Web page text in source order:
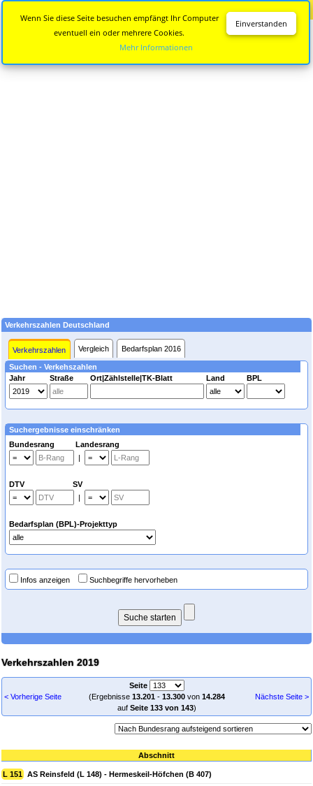
Verkehrszahlen Deutschland
Verkehrszahlen Vergleich Bedarfsplan 2016
Suchen - Verkehszahlen
Jahr
Straße Ort|Zählstelle|TK-Blatt Land BPL
Suchergebnisse einschränken
Bundesrang Landesrang
|
DTV SV
|
Bedarfsplan (BPL)-Projekttyp
Infos anzeigen Suchbegriffe hervorheben
Verkehrszahlen 2019
< Vorherige Seite
Seite
(Ergebnisse 13.201- 13.300von 14.284
auf Seite 133 von 143)
Nächste Seite >
Abschnitt
L 151 AS Reinsfeld (L 148) - Hermeskeil-Höfchen (B 407)
Einverstanden
Wenn Sie diese Seite besuchen empfängt Ihr Computer
eventuell ein oder mehrere Cookies.
Mehr Informationen